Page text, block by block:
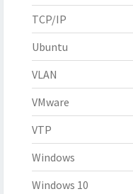
TCP/IP
Ubuntu
VLAN
VMware
VTP
Windows
Windows 10